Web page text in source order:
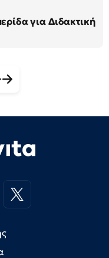
για Διδακτική